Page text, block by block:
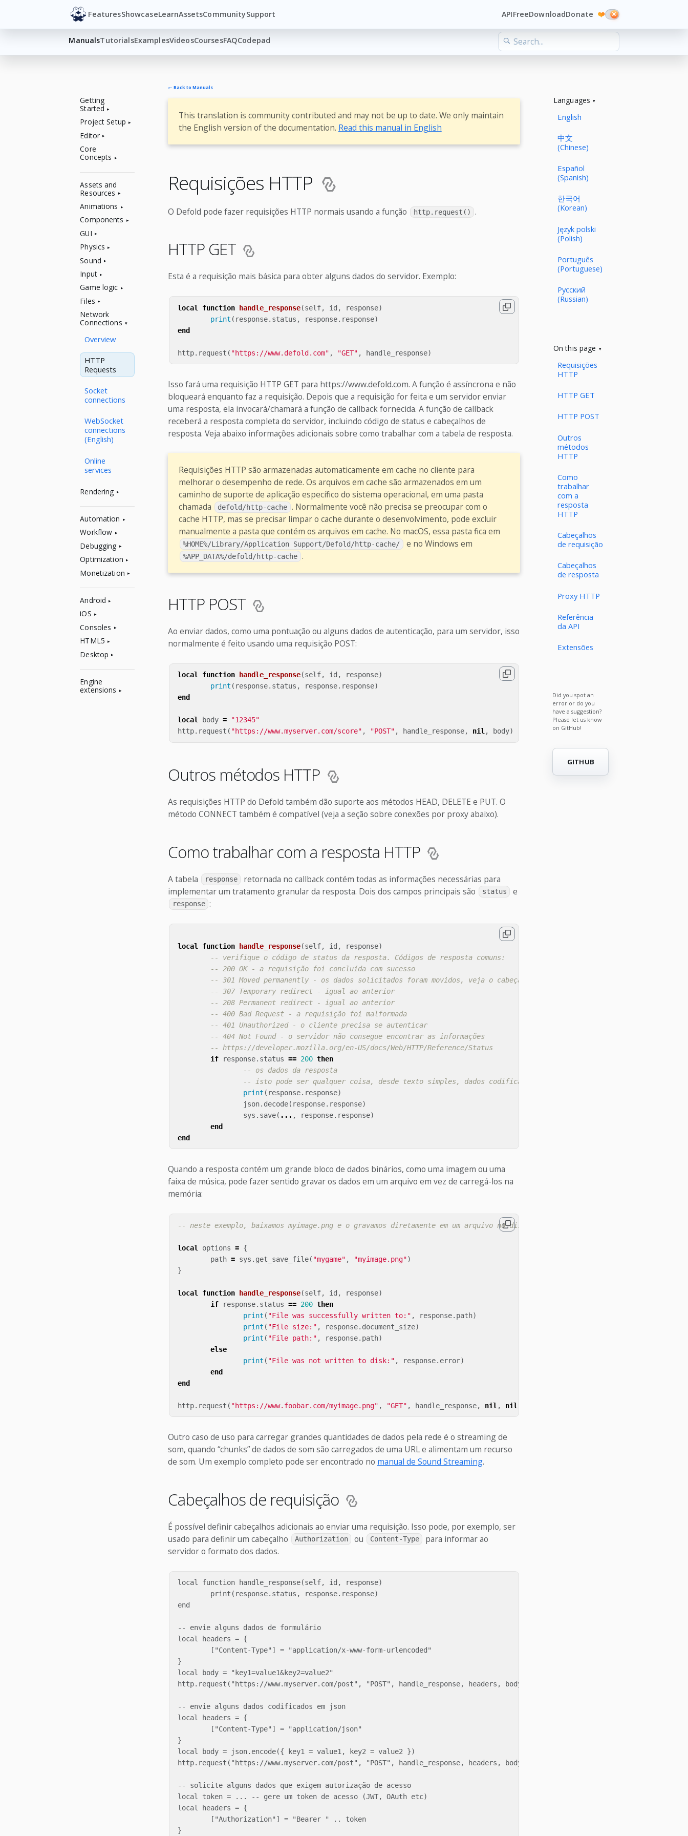
FeaturesShowcaseLearnAssetsCommunitySupport APIFreeDownloadDonate ❤️
ManualsTutorialsExamplesVideosCoursesFAQCodepad
Getting
Started
Project Setup
Editor
Core
Concepts
Assets and
Resources
Animations
Components
GUI
Physics
Sound
Input
Game logic
Files
Network
Connections
Overview
HTTP
Requests
Socket
connections
WebSocket
connections
(English)
Online
services
Rendering
Automation
Workflow
Debugging
Optimization
Monetization
Android
iOS
Consoles
HTML5
Desktop
Engine
extensions
← Back to Manuals
This translation is community contributed and may not be up to date. We only maintain
the English version of the documentation. Read this manual in English
Requisições HTTP
O Defold pode fazer requisições HTTP normais usando a função http.request() .
HTTP GET
Esta é a requisição mais básica para obter alguns dados do servidor. Exemplo:
local function handle_response(self, id , response)
print ( response. status , response. response)
end
http. request ( "https://www.defold.com" , "GET" , handle_response)
Isso fará uma requisição HTTP GET para https://www.defold.com. A função é assíncrona e não
bloqueará enquanto faz a requisição. Depois que a requisição for feita e um servidor enviar
uma resposta, ela invocará/chamará a função de callback fornecida. A função de callback
receberá a resposta completa do servidor, incluindo código de status e cabeçalhos de
resposta. Veja abaixo informações adicionais sobre como trabalhar com a tabela de resposta.
Requisições HTTP são armazenadas automaticamente em cache no cliente para
melhorar o desempenho de rede. Os arquivos em cache são armazenados em um
caminho de suporte de aplicação específico do sistema operacional, em uma pasta
chamada
defold/http-cache . Normalmente você não precisa se preocupar com o
cache HTTP, mas se precisar limpar o cache durante o desenvolvimento, pode excluir
manualmente a pasta que contém os arquivos em cache. No macOS, essa pasta fica em
%HOME%/Library/Application Support/Defold/http-cache/ e no Windows em
%APP_DATA%/defold/http-cache .
HTTP POST
Ao enviar dados, como uma pontuação ou alguns dados de autenticação, para um servidor, isso
normalmente é feito usando uma requisição POST:
local function handle_response(self, id , response)
print ( response. status , response. response)
end
local body =
"12345"
http. request ( "https://www.myserver.com/score" , "POST" , handle_response, nil, body)
Outros métodos HTTP
As requisições HTTP do Defold também dão suporte aos métodos HEAD, DELETE e PUT. O
método CONNECT também é compatível (veja a seção sobre conexões por proxy abaixo).
Como trabalhar com a resposta HTTP
A tabela response
retornada no callback contém todas as informações necessárias para
implementar um tratamento granular da resposta. Dois dos campos principais são
status e
response :
local function handle_response(self, id , response)
-- verifique o código de status da resposta. Códigos de resposta comuns:
-- 200 OK - a requisição foi concluída com sucesso
-- 301 Moved permanently - os dados solicitados foram movidos, veja o cabeçalho de redirecionamento
-- 307 Temporary redirect - igual ao anterior
-- 208 Permanent redirect - igual ao anterior
-- 400 Bad Request - a requisição foi malformada
-- 401 Unauthorized - o cliente precisa se autenticar
-- 404 Not Found - o servidor não consegue encontrar as informações
-- https://developer.mozilla.org/en-US/docs/Web/HTTP/Reference/Status
if
response. status == 200 then
-- os dados da resposta
-- isto pode ser qualquer coisa, desde texto simples, dados codificados em json ou dados binários
print ( response. response)
json. decode( response. response)
sys . save( ... , response. response)
end
end
Quando a resposta contém um grande bloco de dados binários, como uma imagem ou uma
faixa de música, pode fazer sentido gravar os dados em um arquivo em vez de carregá-los na
memória:
-- neste exemplo, baixamos myimage.png e o gravamos diretamente em um arquivo no disco
local options = {
path = sys . get_save_file( "mygame" , "myimage.png")
}
local function handle_response(self, id , response)
if
response. status == 200 then
print ( "File was successfully written to:" , response. path)
print ( "File size:" , response. document_size)
print ( "File path:" , response. path)
else
print ( "File was not written to disk:" , response. error)
end
end
http. request ( "https://www.foobar.com/myimage.png" , "GET" , handle_response, nil , nil
Outro caso de uso para carregar grandes quantidades de dados pela rede é o streaming de
som, quando “chunks” de dados de som são carregados de uma URL e alimentam um recurso
de som. Um exemplo completo pode ser encontrado no manual de Sound Streaming.
Cabeçalhos de requisição
É possível definir cabeçalhos adicionais ao enviar uma requisição. Isso pode, por exemplo, ser
usado para definir um cabeçalho
Authorization ou Content-Type
para informar ao
servidor o formato dos dados.
local function handle_response(self, id, response)
end
-- envie alguns dados de formulário
local headers = {
}
local body = "key1=value1&key2=value2"
http.request("https://www.myserver.com/post", "POST", handle_response, headers, body)
-- envie alguns dados codificados em json
local headers = {
}
local body = json.encode({ key1 = value1, key2 = value2 })
http.request("https://www.myserver.com/post", "POST", handle_response, headers, body)
-- solicite alguns dados que exigem autorização de acesso
local token = ... -- gere um token de acesso (JWT, OAuth etc)
local headers = {
}
Languages
English
中文
(Chinese)
Español
(Spanish)
한국어
(Korean)
Język polski
(Polish)
Português
(Portuguese)
Русский
(Russian)
On this page
Requisições
HTTP
HTTP GET
HTTP POST
Outros
métodos
HTTP
Como
trabalhar
com a
resposta
HTTP
Cabeçalhos
de requisição
Cabeçalhos
de resposta
Proxy HTTP
Referência
da API
Extensões
Did you spot an
error or do you
have a suggestion?
Please let us know
on GitHub!
GITHUB